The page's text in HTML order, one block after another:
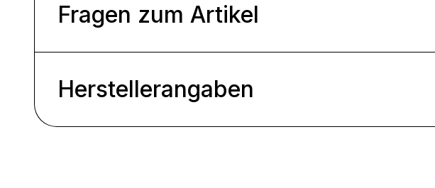
Fragen zum Artikel
Herstellerangaben